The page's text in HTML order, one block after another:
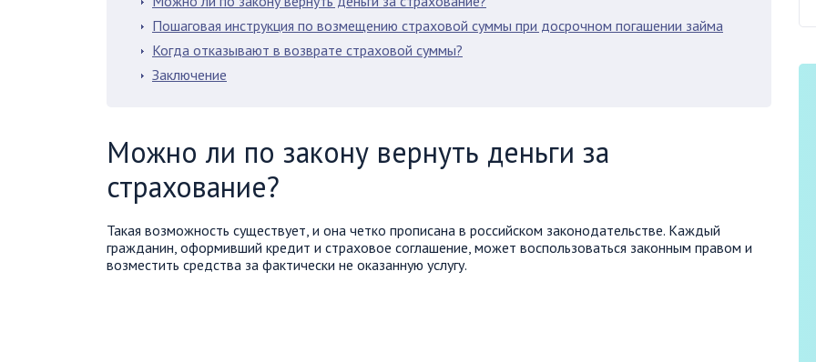
Пошаговая инструкция по возмещению страховой суммы при досрочном погашении займа
Когда отказывают в возврате страховой суммы?
Заключение
Можно ли по закону вернуть деньги за
страхование?
Такая возможность существует, и она четко прописана в российском законодательстве. Каждый
гражданин, оформивший кредит и страховое соглашение, может воспользоваться законным правом и
возместить средства за фактически не оказанную услугу.